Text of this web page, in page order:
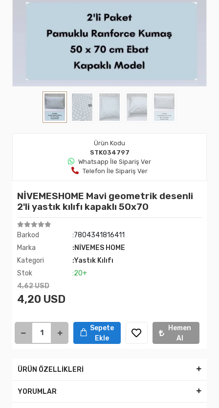
Ürün Kodu
STK034797
Whatsapp İle Sipariş Ver
Telefon İle Sipariş Ver
NİVEMESHOME Mavi geometrik desenli
2'li yastık kılıfı kapaklı 50x70
Barkod
:7804341816411
Marka
:NİVEMES HOME
Kategori
:Yastık Kılıfı
Stok
:20+
4,62 USD
4,20 USD
Sepete
Ekle
Hemen
Al
ÜRÜN ÖZELLİKLERİ
YORUMLAR